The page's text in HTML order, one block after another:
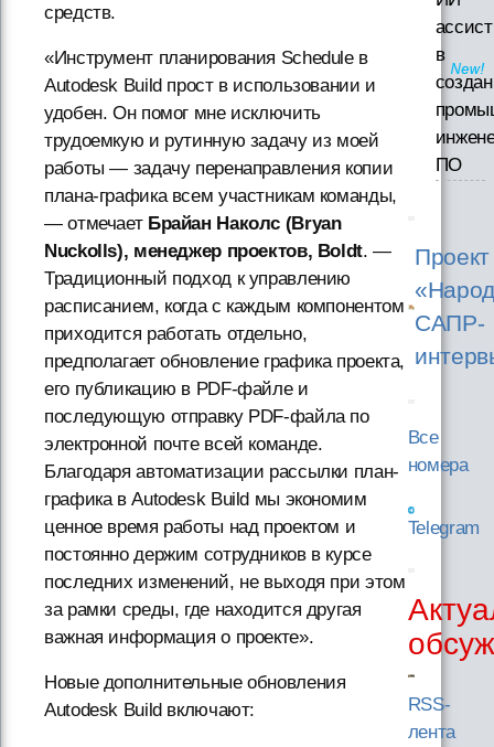
средств.
«Инструмент планирования Schedule в
Autodesk Build прост в использовании и
удобен. Он помог мне исключить
трудоемкую и рутинную задачу из моей
работы — задачу перенаправления копии
плана-графика всем участникам команды,
— отмечает Брайан Наколс (Bryan
Nuckolls), менеджер проектов, Boldt. —
Традиционный подход к управлению
расписанием, когда с каждым компонентом
приходится работать отдельно,
предполагает обновление графика проекта,
его публикацию в PDF-файле и
последующую отправку PDF-файла по
электронной почте всей команде.
Благодаря автоматизации рассылки план-
графика в Autodesk Build мы экономим
ценное время работы над проектом и
постоянно держим сотрудников в курсе
последних изменений, не выходя при этом
за рамки среды, где находится другая
важная информация о проекте».
Новые дополнительные обновления
Autodesk Build включают:
в
ПО
Проект
САПР-
Все
номера
Telegram
RSS-
лента